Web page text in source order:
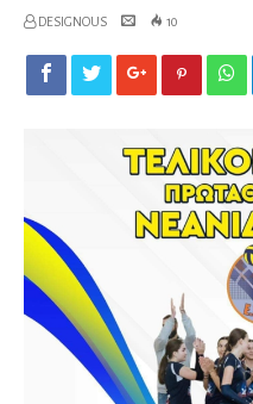
DESIGNOUS 10